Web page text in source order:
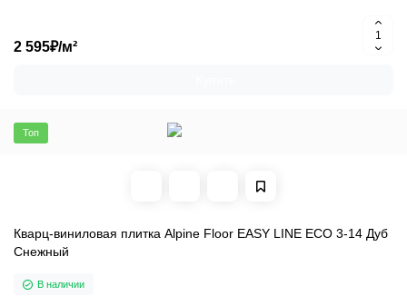
2 595₽/м²
Топ
Кварц-виниловая плитка Alpine Floor EASY LINE ЕСО 3-14 Дуб
Снежный
В наличии